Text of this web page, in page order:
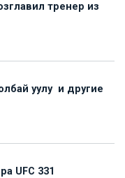
тренер из
уулу и другие
UFC 331